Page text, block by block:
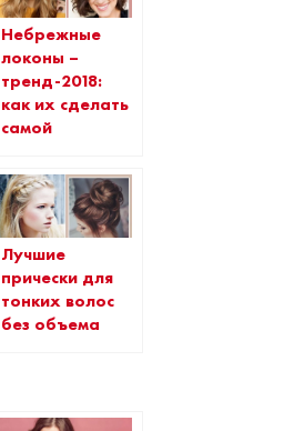
Небрежные
локоны –
тренд-2018:
как их сделать
самой
Лучшие
прически для
тонких волос
без объема